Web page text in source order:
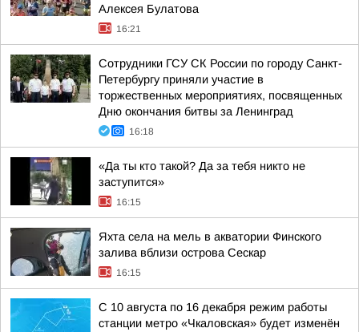
Алексея Булатова
16:21
Сотрудники ГСУ СК России по городу Санкт-
Петербургу приняли участие в
торжественных мероприятиях, посвященных
Дню окончания битвы за Ленинград
16:18
«Да ты кто такой? Да за тебя никто не
заступится»
16:15
Яхта села на мель в акватории Финского
залива вблизи острова Сескар
16:15
С 10 августа по 16 декабря режим работы
станции метро «Чкаловская» будет изменён